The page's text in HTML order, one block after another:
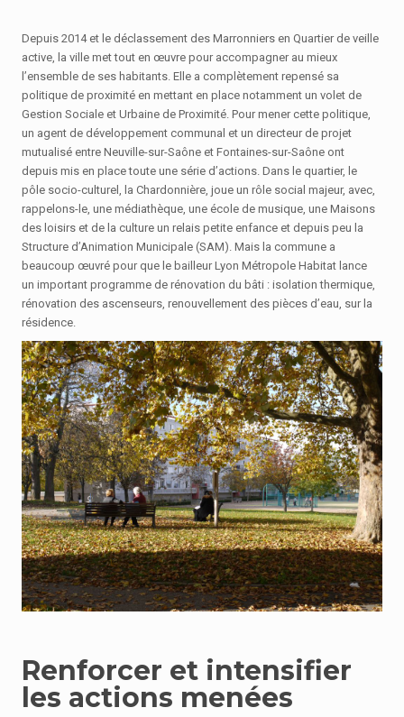
Depuis 2014 et le déclassement des Marronniers en Quartier de veille
active, la ville met tout en œuvre pour accompagner au mieux
l’ensemble de ses habitants. Elle a complètement repensé sa
politique de proximité en mettant en place notamment un volet de
Gestion Sociale et Urbaine de Proximité. Pour mener cette politique,
un agent de développement communal et un directeur de projet
mutualisé entre Neuville-sur-Saône et Fontaines-sur-Saône ont
depuis mis en place toute une série d’actions. Dans le quartier, le
pôle socio-culturel, la Chardonnière, joue un rôle social majeur, avec,
rappelons-le, une médiathèque, une école de musique, une Maisons
des loisirs et de la culture un relais petite enfance et depuis peu la
Structure d’Animation Municipale (SAM). Mais la commune a
beaucoup œuvré pour que le bailleur Lyon Métropole Habitat lance
un important programme de rénovation du bâti : isolation thermique,
rénovation des ascenseurs, renouvellement des pièces d’eau, sur la
résidence.
Renforcer et intensifier
les actions menées